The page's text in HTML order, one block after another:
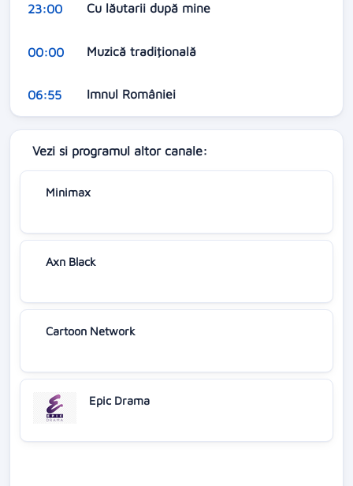
23:00 Cu lăutarii după mine
00:00 Muzică tradiţională
06:55 Imnul României
Vezi si programul altor canale:
Minimax
Axn Black
Cartoon Network
Epic Drama